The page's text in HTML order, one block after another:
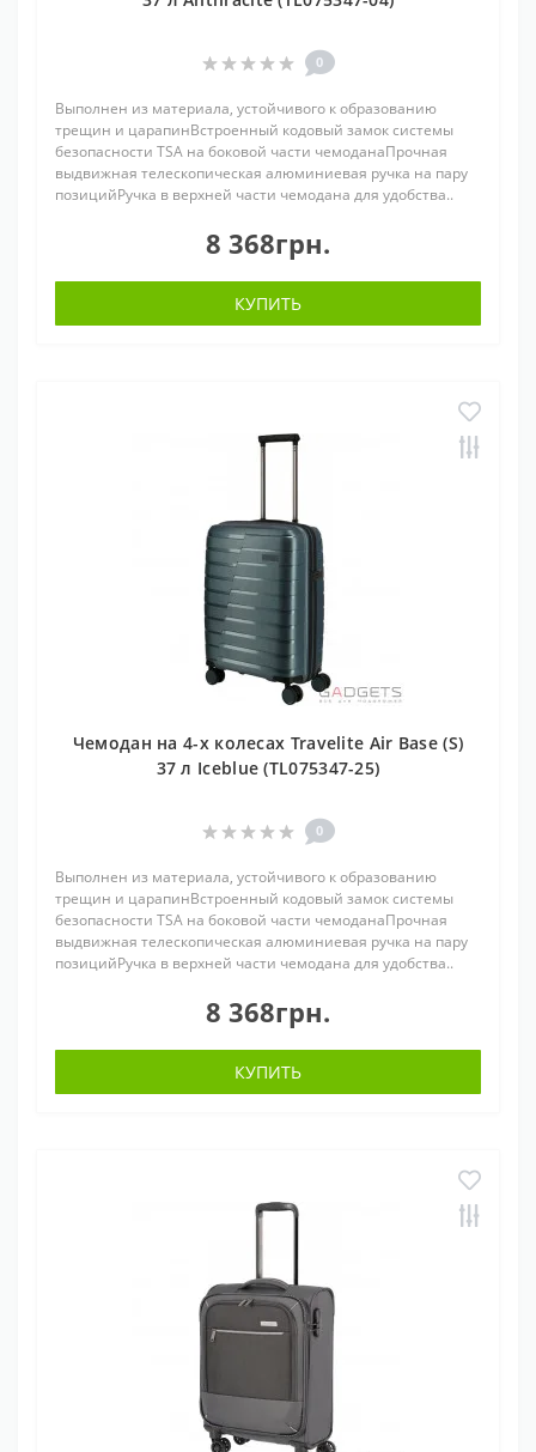
0
Выполнен из материала, устойчивого к образованию
трещин и царапинВстроенный кодовый замок системы
безопасности TSA на боковой части чемоданаПрочная
выдвижная телескопическая алюминиевая ручка на пару
позицийРучка в верхней части чемодана для удобства..
8 368грн.
КУПИТЬ
Чемодан на 4-х колесах Travelite Air Base (S)
37 л Iceblue (TL075347-25)
0
Выполнен из материала, устойчивого к образованию
трещин и царапинВстроенный кодовый замок системы
безопасности TSA на боковой части чемоданаПрочная
выдвижная телескопическая алюминиевая ручка на пару
позицийРучка в верхней части чемодана для удобства..
8 368грн.
КУПИТЬ